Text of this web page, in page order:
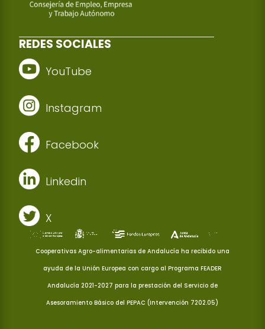
REDES SOCIALES
YouTube
Instagram
Facebook
Linkedin
X
Cooperativas Agro-alimentarias de Andalucía ha recibido una
ayuda de la Unión Europea con cargo al Programa FEADER
Andalucía 2021-2027 para la prestación del Servicio de
Asesoramiento Básico del PEPAC (Intervención 7202.05)